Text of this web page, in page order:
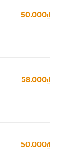
50.000₫
58.000₫
50.000₫